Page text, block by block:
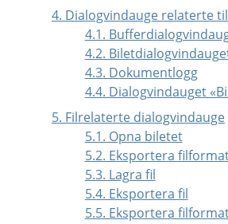
4. Dialogvindauge relaterte
4.1.
4.2.
4.3. Dokumentlogg
4.4. Dialogvindauget
5. Filrelaterte dialogvindauge
5.1. Opna biletet
5.2. Eksportera
5.3. Lagra fil
5.4. Eksportera fil
5.5. Eksportera